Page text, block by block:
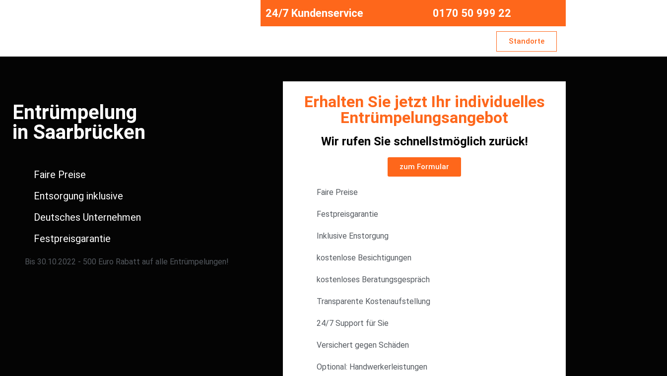
24/7 Kundenservice 0170 50 999 22
Standorte
Entrümpelung
in Saarbrücken
Faire Preise
Entsorgung inklusive
Deutsches Unternehmen
Festpreisgarantie
Bis 30.10.2022 - 500 Euro Rabatt​ auf alle Entrümpelungen!
Erhalten Sie jetzt Ihr individuelles
Entrümpelungsangebot
Wir rufen Sie schnellstmöglich zurück!
zum Formular
Faire Preise
Festpreisgarantie
Inklusive Enstorgung
kostenlose Besichtigungen
kostenloses Beratungsgespräch
Transparente Kostenaufstellung
24/7 Support für Sie
Versichert gegen Schäden
Optional: Handwerkerleistungen